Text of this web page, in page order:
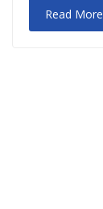
Read More